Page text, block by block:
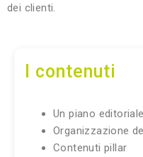
dei clienti.
I contenuti
Un piano
Organizzazione
Contenuti pillar